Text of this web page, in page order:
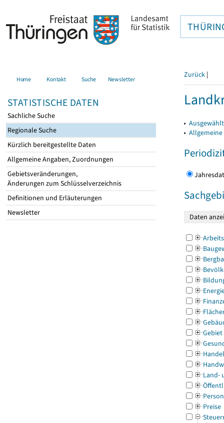
Home Kontakt Suche Newsletter
STATISTISCHE DATEN
Sachliche Suche
Regionale Suche
Kürzlich bereitgestellte Daten
Allgemeine Angaben, Zuordnungen
Gebietsveränderungen,
Änderungen zum Schlüsselverzeichnis
Definitionen und Erläuterungen
Newsletter
Zurück |
▸
▸
Gebiet
Land-
Preise